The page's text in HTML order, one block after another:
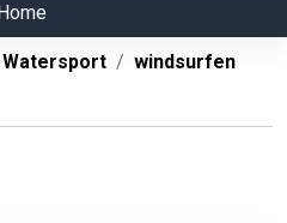
Home
Watersport
windsurfen